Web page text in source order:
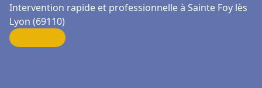
Intervention rapide et professionnelle à Sainte Foy lès
Lyon (69110)